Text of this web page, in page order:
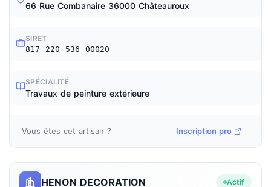
66 Rue Combanaire 36000 Châteauroux
SIRET
817 220 536 00020
SPÉCIALITÉ
Travaux de peinture extérieure
Vous êtes cet artisan ? Inscription pro
HENON DECORATION Actif